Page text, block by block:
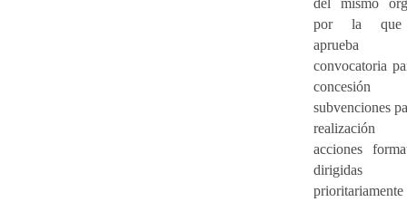
por la
convocatoria
subvenciones
acciones
dirigidas